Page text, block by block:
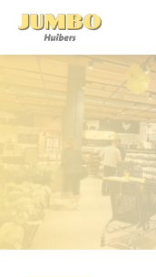
Winkels
P.W.A. Park
Bruïneplein
Nieuws
Acties